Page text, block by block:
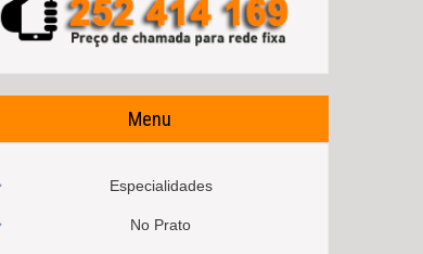
Menu
Especialidades
No Prato